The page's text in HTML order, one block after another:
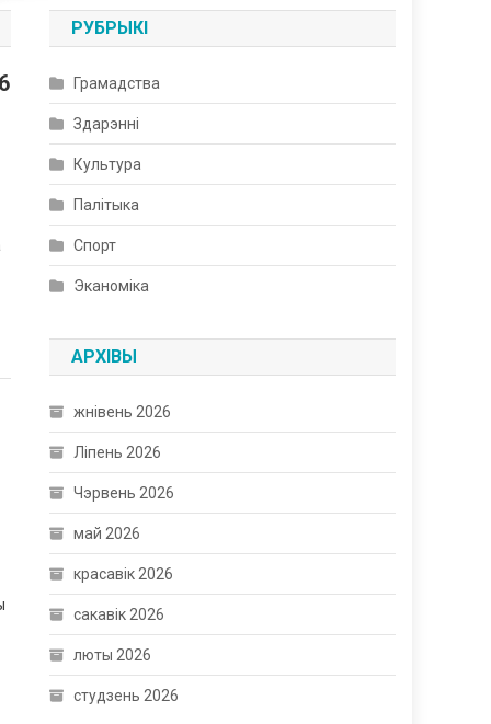
РУБРЫКІ
Грамадства
Здарэнні
Культура
Палітыка
Спорт
Эканоміка
АРХІВЫ
жнівень 2026
Ліпень 2026
Чэрвень 2026
май 2026
красавік 2026
сакавік 2026
люты 2026
студзень 2026